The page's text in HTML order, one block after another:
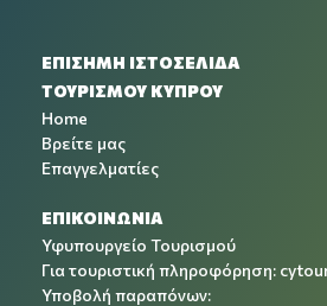
ΕΠΙΣΗΜΗ ΙΣΤΟΣΕΛΙΔΑ
ΤΟΥΡΙΣΜΟΥ ΚΥΠΡΟΥ
Home
Βρείτε μας
Επαγγελματίες
ΕΠΙΚΟΙΝΩΝΙΑ
Υφυπουργείο Τουρισμού
Για τουριστική πληροφόρηση:
Υποβολή παραπόνων: